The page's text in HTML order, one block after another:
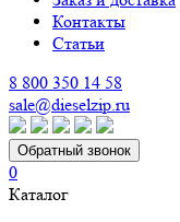
Контакты
Статьи
8 800 350 14 58
sale@dieselzip.ru
Обратный звонок
0
Каталог